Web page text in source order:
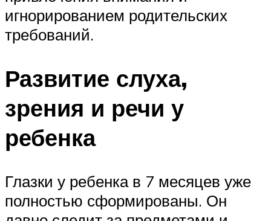
игнорированием родительских
требований.
Развитие слуха,
зрения и речи у
ребенка
Глазки у ребенка в 7 месяцев уже
полностью сформированы. Он